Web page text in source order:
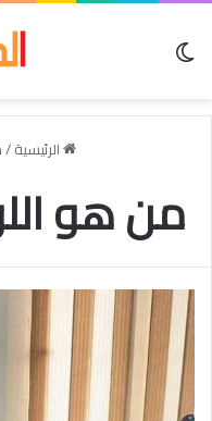
الرئيسية/
من هو